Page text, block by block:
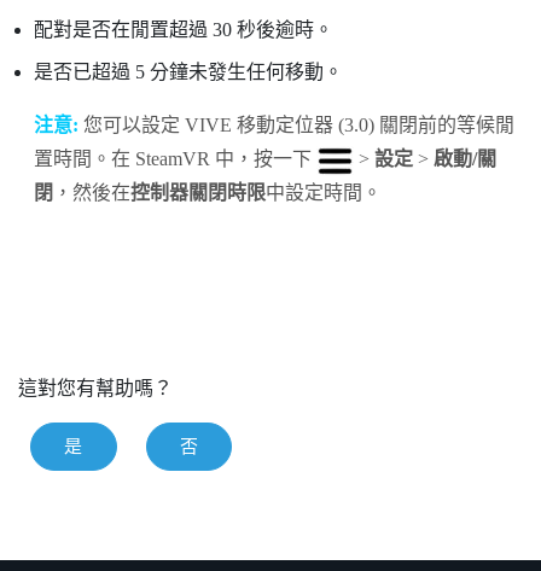
配對是否在閒置超過 30 秒後逾時。
是否已超過 5 分鐘未發生任何移動。
注意: 您可以設定 VIVE 移動定位器 (3.0)關閉前的等候閒
置時間。在 SteamVR 中，按一下 > 設定> 啟動/關
閉 ，然後在控制器關閉時限中設定時間。
這對您有幫助嗎？
是 否